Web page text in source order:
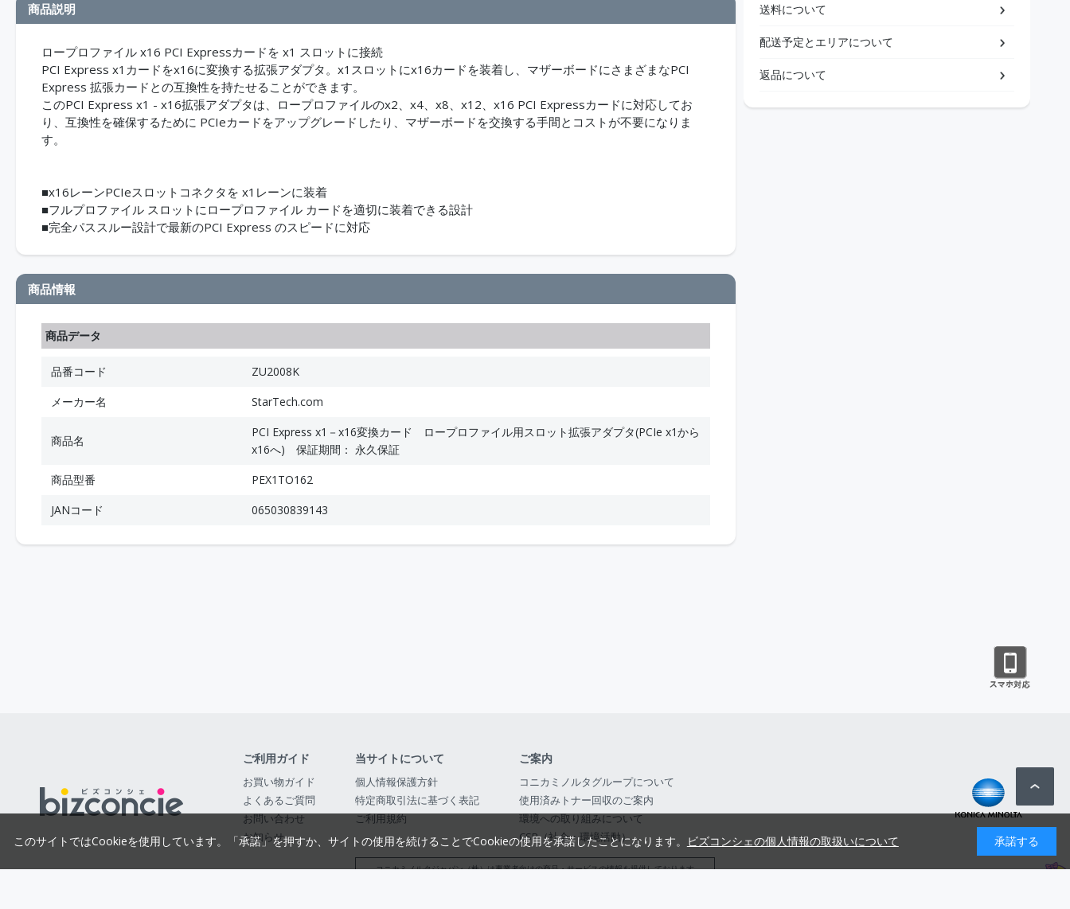
商品説明
ロープロファイル x16 PCI Expressカードを x1 スロットに接続
PCI Express x1カードをx16に変換する拡張アダプタ。x1スロットにx16カードを装着し、マザーボードにさまざまなPCI
Express 拡張カードとの互換性を持たせることができます。
このPCI Express x1 - x16拡張アダプタは、ロープロファイルのx2、x4、x8、x12、x16 PCI Expressカードに対応してお
り、互換性を確保するために PCIeカードをアップグレードしたり、マザーボードを交換する手間とコストが不要になりま
す。
■x16レーンPCIeスロットコネクタを x1レーンに装着
■フルプロファイル スロットにロープロファイル カードを適切に装着できる設計
■完全パススルー設計で最新のPCI Express のスピードに対応
商品情報
商品データ
品番コード
ZU2008K
メーカー名
StarTech.com
商品名
PCI Express x1－x16変換カード ロープロファイル用スロット拡張アダプタ(PCIe x1から
x16へ) 保証期間： 永久保証
商品型番
PEX1TO162
JANコード
065030839143
送料について
配送予定とエリアについて
返品について
ご利用ガイド
お買い物ガイド
よくあるご質問
お問い合わせ
お知らせ
当サイトについて
個人情報保護方針
特定商取引法に基づく表記
ご利用規約
ご案内
コニカミノルタグループについて
使用済みトナー回収のご案内
環境への取り組みについて
CSR（社会・環境活動）
コニカミノルタジャパン（株）は事業者向けの商品・サービスの情報を提供しております
このサイトではCookieを使用しています。「承諾」を押すか、サイトの使用を続けることでCookieの使用を承諾したことになります。 ビズコンシェの個人情報の取扱いについて 承諾する